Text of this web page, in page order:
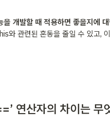
을 개발할 때 적용하면 좋을지에
와 관련된 혼동을 줄일 수 있고,
연산자의 차이는 무